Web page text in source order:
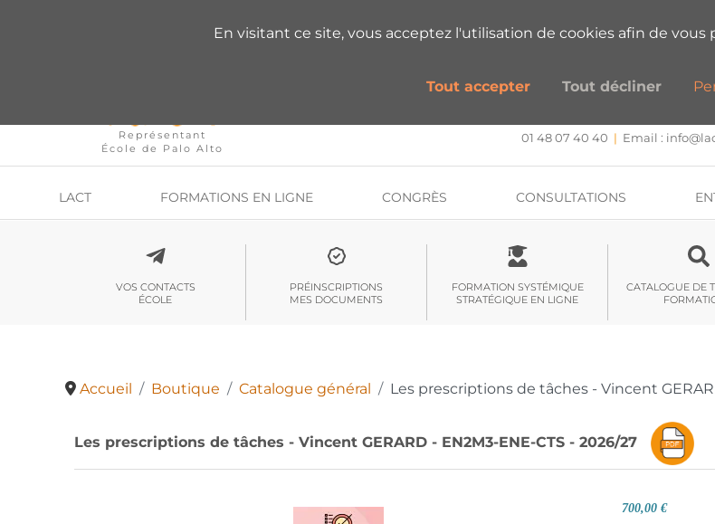
Représentant
École de Palo Alto
CENTRE DE FORMATION, INTERVENTION ET
01 48 07 40 40 | Email :
VOUS AVEZ DES QUESTIONS SUR NOS FORMATIONS ?
LACT FORMATIONS EN LIGNE CONGRÈS CONSULTATIONS
VOS CONTACTS
ÉCOLE
PRÉINSCRIPTIONS
MES DOCUMENTS
FORMATION SYSTÉMIQUE
STRATÉGIQUE EN LIGNE
CATALOGUE DE
Accueil Boutique Catalogue général Les prescriptions de tâches - Vincent
Les prescriptions de tâches - Vincent GERARD - EN2M3-ENE-CTS - 2026/27
700,00 €
En visitant ce site, vous acceptez l'utilisation de cookies afin de vous
Tout accepter Tout décliner